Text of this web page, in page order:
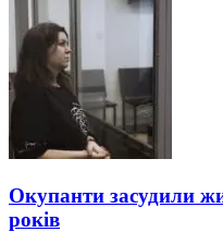
Окупанти засудили
років